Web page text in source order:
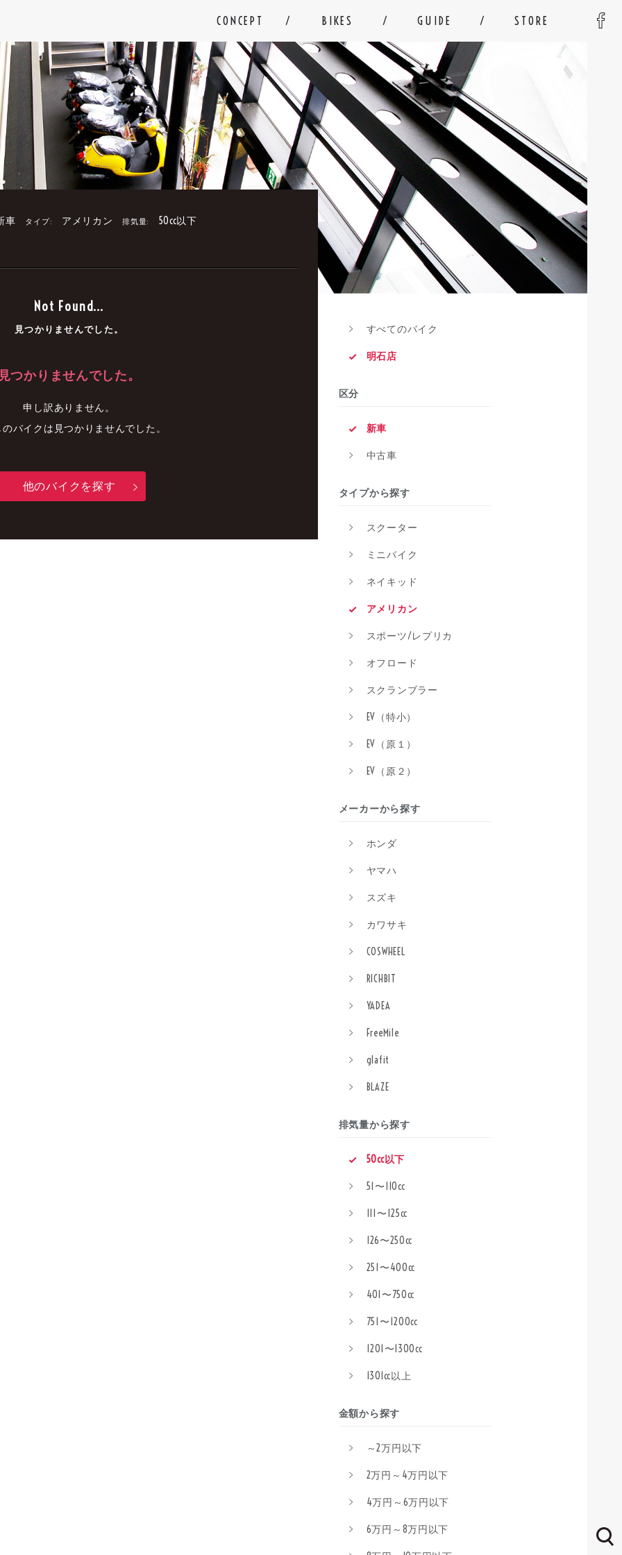
CONCEPT BIKES GUIDE STORE
車 タイプ: アメリカン 排気量: 50cc以下
Not Found...
見つかりませんでした。
見つかりませんでした。
申し訳ありません。
バイクは見つかりませんでした。
他のバイクを探す
すべてのバイク
明石店
区分
新車
中古車
タイプから探す
スクーター
ミニバイク
ネイキッド
アメリカン
スポーツ/レプリカ
オフロード
スクランブラー
EV（特小）
EV（原１）
EV（原２）
メーカーから探す
ホンダ
ヤマハ
スズキ
カワサキ
COSWHEEL
RICHBIT
YADEA
FreeMile
glafit
BLAZE
排気量から探す
50cc以下
51〜110cc
111〜125cc
126〜250cc
251〜400cc
401〜750cc
751〜1200cc
1201〜1300cc
1301cc以上
金額から探す
～2万円以下
2万円～4万円以下
4万円～6万円以下
6万円～8万円以下
中古車